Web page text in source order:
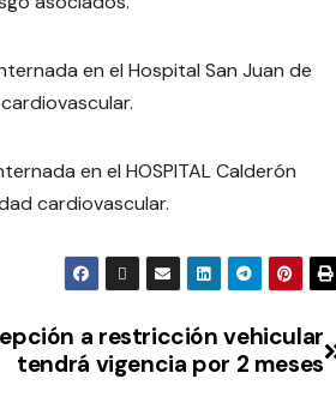
en el Hospital San Juan de
en el HOSPITAL Calderón
cardiovascular.
a restricción vehicular
tendrá vigencia por 2 meses